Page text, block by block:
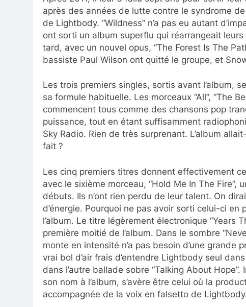
après des années de lutte contre le syndrome
de Lightbody. “Wildness” n’a pas eu autant
ont sorti un album superflu qui réarrangeait
tard, avec un nouvel opus, “The Forest Is The
bassiste Paul Wilson ont quitté le groupe, et
Les trois premiers singles, sortis avant l’album,
sa formule habituelle. Les morceaux “All”, “The
commencent tous comme des chansons pop
puissance, tout en étant suffisamment
Sky Radio. Rien de très surprenant. L’album
fait ?
Les cinq premiers titres donnent effectivement
avec le sixième morceau, “Hold Me In The Fire”,
débuts. Ils n’ont rien perdu de leur talent. On
d’énergie. Pourquoi ne pas avoir sorti celui-ci
l’album. Le titre légèrement électronique “Years
première moitié de l’album. Dans le sombre
monte en intensité n’a pas besoin d’une grande
vrai bol d’air frais d’entendre Lightbody seul
dans l’autre ballade sobre “Talking About
son nom à l’album, s’avère être celui où la
accompagnée de la voix en falsetto de